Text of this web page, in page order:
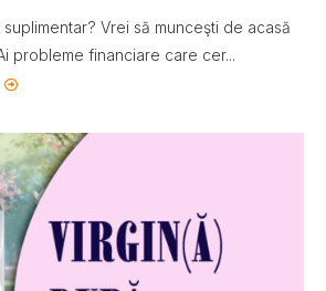
Vrei să munceşti de acasă
probleme financiare care cer...